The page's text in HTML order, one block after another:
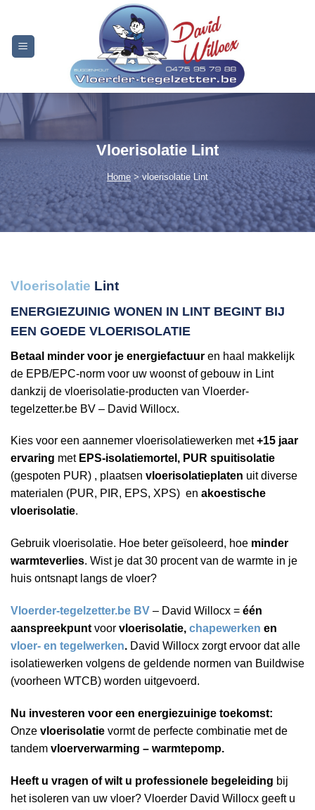
content
Vloerisolatie Lint
Home> vloerisolatie Lint
Vloerisolatie Lint
ENERGIEZUINIG WONEN IN LINT BEGINT BIJ
EEN GOEDE VLOERISOLATIE
Betaal minder voor je energiefactuur en haal makkelijk
de EPB/EPC-norm voor uw woonst of gebouw in Lint
dankzij de vloerisolatie-producten van Vloerder-
tegelzetter.be BV – David Willocx.
Kies voor een aannemer vloerisolatiewerken met+15 jaar
ervaring met EPS-isolatiemortel, PUR spuitisolatie
(gespoten PUR) , plaatsen vloerisolatieplaten uit diverse
materialen (PUR, PIR, EPS, XPS) en akoestische
vloerisolatie.
Gebruik vloerisolatie. Hoe beter geïsoleerd, hoe minder
warmteverlies. Wist je dat 30 procent van de warmte in je
huis ontsnapt langs de vloer?
Vloerder-tegelzetter.be BV – David Willocx = één
aanspreekpunt voor vloerisolatie, chapewerken en
vloer- en tegelwerken. David Willocx zorgt ervoor dat alle
isolatiewerken volgens de geldende normen van Buildwise
(voorheen WTCB) worden uitgevoerd.
Nu investeren voor een energiezuinige toekomst:
Onze vloerisolatie vormt de perfecte combinatie met de
tandem vloerverwarming – warmtepomp.
Heeft u vragen of wilt u professionele begeleiding bij
het isoleren van uw vloer? Vloerder David Willocx geeft u